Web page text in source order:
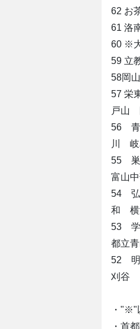
62 お
61 洛
60 ※
59 立
58岡
57 栄
戸山
56
川
55
富山
54
和 横
53
都立
52
刈谷
・"※"
・首